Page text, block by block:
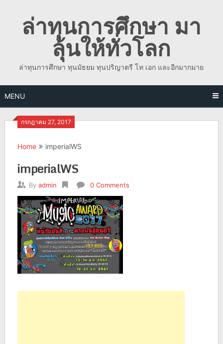
contentล่าทุนการศึกษา มา
ลุ้นให้ทั่วโลก
ล่าทุนการศึกษา ทุนมัธยม ทุนปริญาตรี โท เอก และอีกมากมาย
MENU
กรกฎาคม 27, 2017
Home imperialWS
imperialWS
By admin 0 Comments